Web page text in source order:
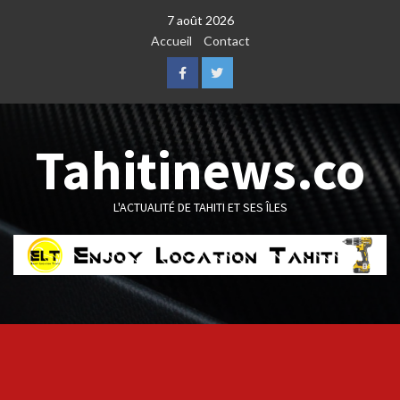
7 août 2026
Accueil
Contact
FacebookTwitter
Tahitinews.co
L'ACTUALITÉ DE TAHITI ET SES ÎLES